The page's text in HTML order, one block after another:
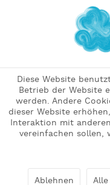
Diese Website
Betrieb der Website
werden. Andere
dieser Website
Interaktion mit
vereinfachen sollen,
Ablehnen